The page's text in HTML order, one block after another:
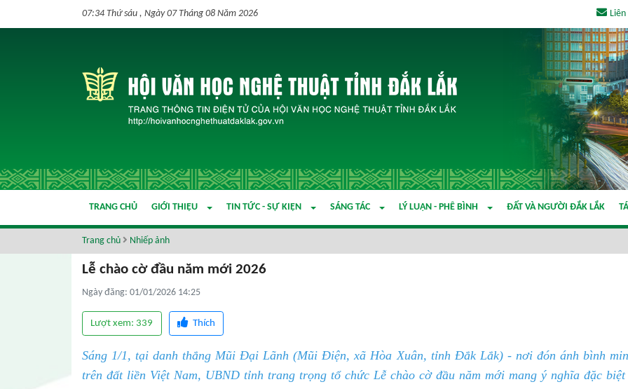
07:34 Thứ sáu , Ngày 07 Tháng 08 Năm 2026 Liên
TRANG CHỦ GIỚI THIỆU TIN TỨC - SỰ KIỆN SÁNG TÁC LÝ LUẬN - PHÊ BÌNH ĐẤT VÀ NGƯỜI ĐẮK LẮK
Trang chủ Nhiếp ảnh
Lễ chào cờ đầu năm mới 2026
Ngày đăng: 01/01/2026 14:25
Lượt xem: 339 Thích
Sáng 1/1, tại danh thắng Mũi Đại Lãnh (Mũi Điện, xã Hòa Xuân, tỉnh Đắk Lắk) - nơi đón ánh bình
trên đất liền Việt Nam, UBND tỉnh trang trọng tổ chức Lễ chào cờ đầu năm mới mang ý nghĩa đặc